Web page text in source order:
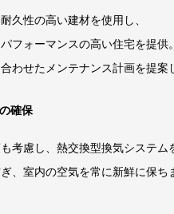
久性の高い建材を使用し、
フォーマンスの高い住宅を提供。
わせたメンテナンス計画を提案
確保
考慮し、熱交換型換気システム
、室内の空気を常に新鮮に保ち